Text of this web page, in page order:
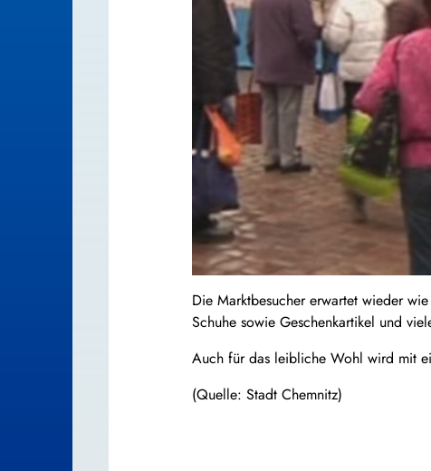
Die Marktbesucher erwartet wieder
Schuhe sowie Geschenkartikel und
Auch für das leibliche Wohl wird mit
(Quelle: Stadt Chemnitz)